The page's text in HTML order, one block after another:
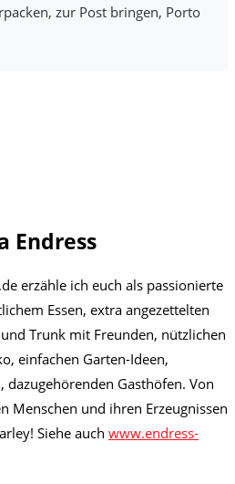
zur Post bringen, Porto
Endress
erzähle ich euch als passionierte
Essen, extra angezettelten
Trunk mit Freunden, nützlichen
einfachen Garten-Ideen,
Gasthöfen. Von
Menschen und ihren Erzeugnissen
Siehe auch www.endress-